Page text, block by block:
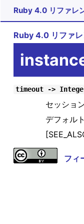
Ruby 4.0 リファレ
Ruby 4.0 リファ
timeout ->
セッショ
デフォル
フィ